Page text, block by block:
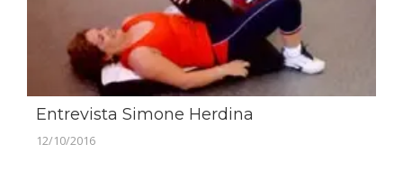
Entrevista Simone Herdina
12/10/2016